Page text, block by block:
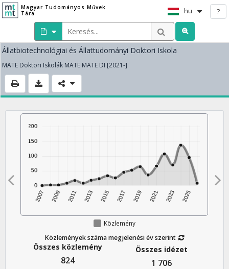
Magyar Tudományos Művek
Tára
hu ?
Állatbiotechnológiai és Állattudományi Doktori Iskola
MATE Doktori Iskolák MATE MATE DI [2021-]
Közlemény
Közlemények száma megjelenési év szerint
Összes közlemény
824
Összes idézet
1 706